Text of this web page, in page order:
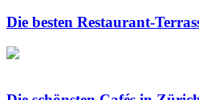
Die besten Restaurant-